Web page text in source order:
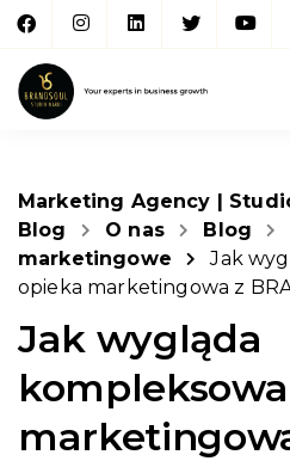
Marketing Agency |
Blog
O nas Blog
marketingowe
Jak
opieka marketingowa z
Jak wygląda